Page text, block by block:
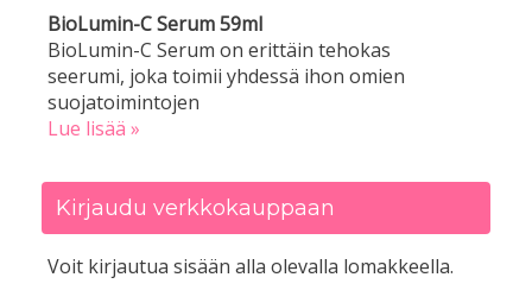
BioLumin-C Serum 59ml
BioLumin-C Serum on erittäin tehokas
seerumi, joka toimii yhdessä ihon omien
suojatoimintojen
Lue lisää »
Kirjaudu verkkokauppaan
Voit kirjautua sisään alla olevalla lomakkeella.